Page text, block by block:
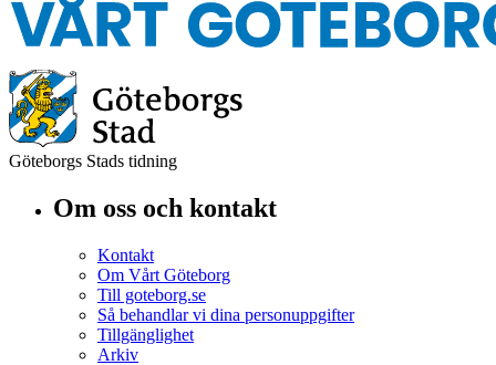
Göteborgs Stads tidning
Om oss och kontakt
Kontakt
Om Vårt Göteborg
Till goteborg.se
Så behandlar vi dina personuppgifter
Tillgänglighet
Arkiv